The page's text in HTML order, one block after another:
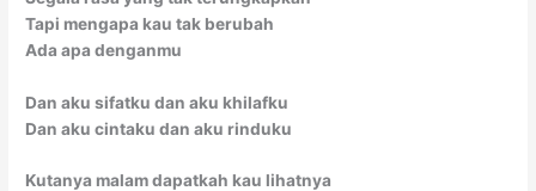
Tapi mengapa kau tak berubah
Ada apa denganmu
Dan aku sifatku dan aku khilafku
Dan aku cintaku dan aku rinduku
Kutanya malam dapatkah kau lihatnya